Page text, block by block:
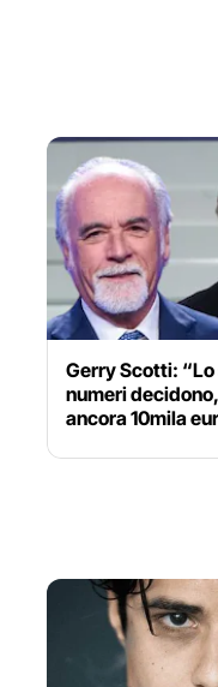
Gerry Scotti:
numeri
ancora 10mila